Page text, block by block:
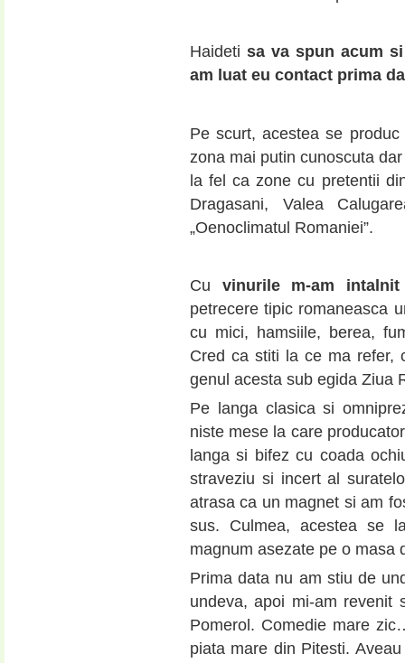
Haideti sa va spun acum
am luat eu contact prima
Pe scurt, acestea se
zona mai putin cunoscuta
la fel ca zone cu pretentii
Dragasani, Valea
„Oenoclimatul Romaniei”.
Cu vinurile m-am
petrecere tipic romaneasca
cu mici, hamsiile, berea,
Cred ca stiti la ce ma refer,
genul acesta sub egida Ziua
Pe langa clasica si
niste mese la care
langa si bifez cu coada
straveziu si incert al
atrasa ca un magnet si am
sus. Culmea, acestea se
magnum asezate pe o masa
Prima data nu am stiu de
undeva, apoi mi-am revenit
Pomerol. Comedie mare
piata mare din Pitesti.